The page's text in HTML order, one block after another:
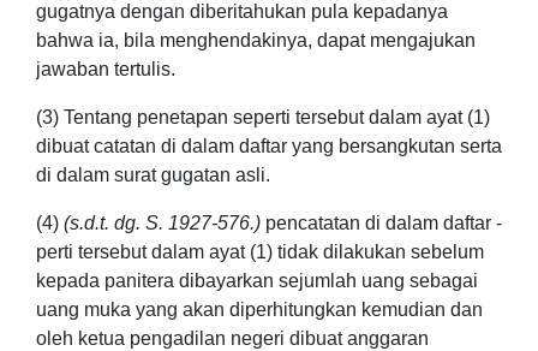
gugatnya dengan diberitahukan pula kepadanya
bahwa ia, bila menghendakinya, dapat mengajukan
jawaban tertulis.
(3) Tentang penetapan seperti tersebut dalam ayat (1)
dibuat catatan di dalam daftar yang bersangkutan serta
di dalam surat gugatan asli.
(4) (s.d.t. dg. S. 1927-576.) pencatatan di dalam daftar -
perti tersebut dalam ayat (1) tidak dilakukan sebelum
kepada panitera dibayarkan sejumlah uang sebagai
uang muka yang akan diperhitungkan kemudian dan
oleh ketua pengadilan negeri dibuat anggaran